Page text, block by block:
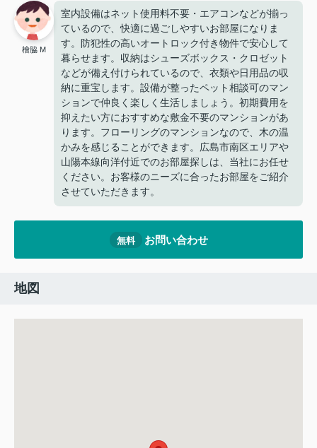
檜脇 M
室内設備はネット使用料不要・エアコンなどが揃っ
ているので、快適に過ごしやすいお部屋になりま
す。防犯性の高いオートロック付き物件で安心して
暮らせます。収納はシューズボックス・クロゼット
などが備え付けられているので、衣類や日用品の収
納に重宝します。設備が整ったペット相談可のマン
ションで仲良く楽しく生活しましょう。初期費用を
抑えたい方におすすめな敷金不要のマンションがあ
ります。フローリングのマンションなので、木の温
かみを感じることができます。広島市南区エリアや
山陽本線向洋付近でのお部屋探しは、当社にお任せ
ください。お客様のニーズに合ったお部屋をご紹介
させていただきます。
無料 お問い合わせ
地図